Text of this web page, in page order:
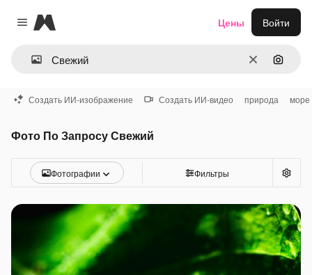
Close menu
Magnific
ОчиститьПоиск
Цены Войти
Создать ИИ-изображение Создать ИИ-видео природа море
Фото По Запросу Свежий
Фотографии Фильтры